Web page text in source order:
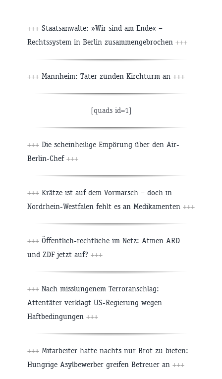
+++ Staatsanwälte: »Wir sind am Ende« –
Rechtssystem in Berlin zusammengebrochen +++
+++ Mannheim: Täter zünden Kirchturm an +++
[quads id=1]
+++ Die scheinheilige Empörung über den Air-
Berlin-Chef +++
+++ Krätze ist auf dem Vormarsch – doch in
Nordrhein-Westfalen fehlt es an Medikamenten +++
+++ Öffentlich-rechtliche im Netz: Atmen ARD
und ZDF jetzt auf? +++
+++ Nach misslungenem Terroranschlag:
Attentäter verklagt US-Regierung wegen
Haftbedingungen +++
+++ Mitarbeiter hatte nachts nur Brot zu bieten:
Hungrige Asylbewerber greifen Betreuer an +++